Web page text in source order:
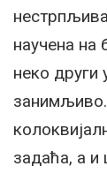
научена на
неко други
задаћа, а и